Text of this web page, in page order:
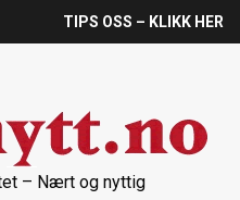
TIPS OSS – KLIKK HER
– Nært og nyttig